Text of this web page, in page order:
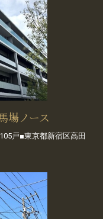
場ノース
戸■東京都新宿区高田